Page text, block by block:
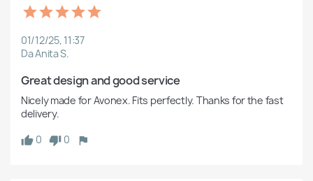
01/12/25, 11:37
Da Anita S.
Great design and good service
Nicely made for Avonex. Fits perfectly. Thanks for the fast
delivery.
0
0